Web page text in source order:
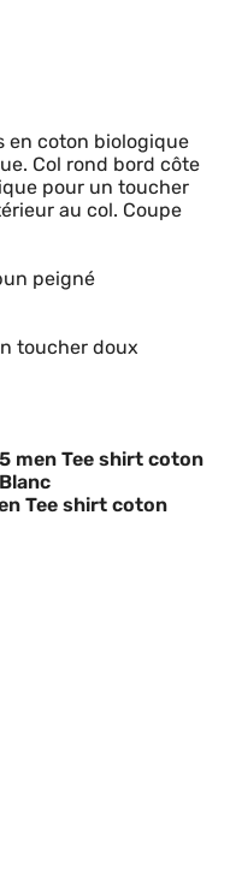
en coton biologique
Col rond bord côte
pour un toucher
au col. Coupe
peigné
toucher doux
men Tee shirt coton
Tee shirt coton